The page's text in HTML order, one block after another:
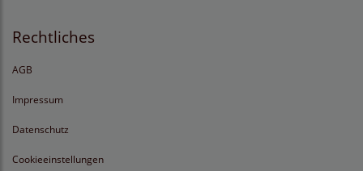
Rechtliches
AGB
Impressum
Datenschutz
Cookieeinstellungen